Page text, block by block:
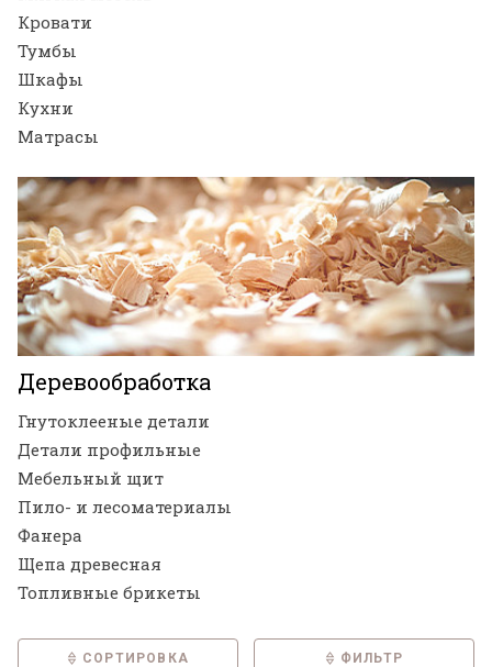
Кровати
Тумбы
Шкафы
Кухни
Матрасы
Деревообработка
Гнутоклееные детали
Детали профильные
Мебельный щит
Пило- и лесоматериалы
Фанера
Щепа древесная
Топливные брикеты
СОРТИРОВКА ФИЛЬТР